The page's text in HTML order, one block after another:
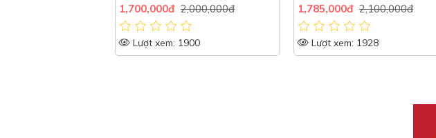
1,700,000đ 2,000,000đ
Lượt xem: 1900
1,785,000đ 2,100,000đ
Lượt xem: 1928